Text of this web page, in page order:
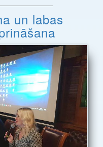
un labas